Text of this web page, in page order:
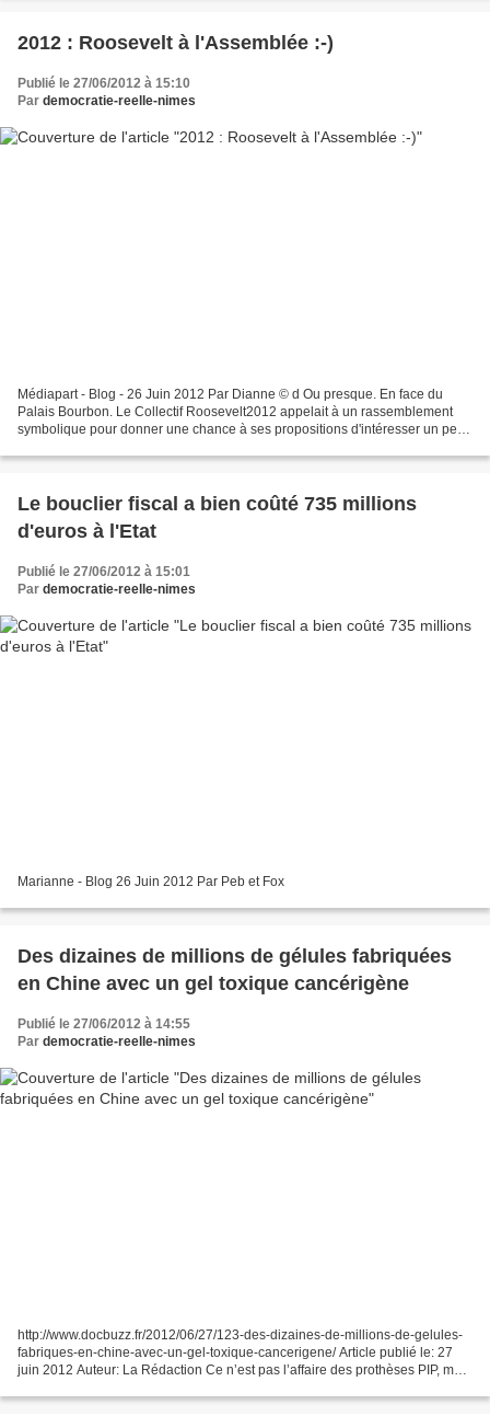
2012 : Roosevelt à l'Assemblée :-)
Publié le 27/06/2012 à 15:10
Par democratie-reelle-nimes
Médiapart - Blog - 26 Juin 2012 Par Dianne © d Ou presque. En face du
Palais Bourbon. Le Collectif Roosevelt2012 appelait à un rassemblement
symbolique pour donner une chance à ses propositions d'intéresser un peu
Le bouclier fiscal a bien coûté 735 millions
d'euros à l'Etat
Publié le 27/06/2012 à 15:01
Par democratie-reelle-nimes
Marianne - Blog 26 Juin 2012 Par Peb et Fox
Des dizaines de millions de gélules fabriquées
en Chine avec un gel toxique cancérigène
Publié le 27/06/2012 à 14:55
Par democratie-reelle-nimes
http://www.docbuzz.fr/2012/06/27/123-des-dizaines-de-millions-de-gelules-
fabriques-en-chine-avec-un-gel-toxique-cancerigene/ Article publié le: 27
juin 2012 Auteur: La Rédaction Ce n’est pas l’affaire des prothèses PIP, mais